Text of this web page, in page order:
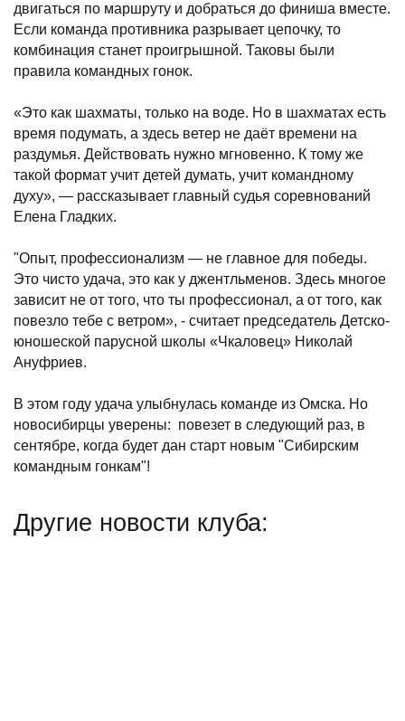
двигаться по маршруту и добраться до финиша вместе.
Если команда противника разрывает цепочку, то
комбинация станет проигрышной. Таковы были
правила командных гонок.
«Это как шахматы, только на воде. Но в шахматах есть
время подумать, а здесь ветер не даёт времени на
раздумья. Действовать нужно мгновенно. К тому же
такой формат учит детей думать, учит командному
духу», — рассказывает главный судья соревнований
Елена Гладких.
"Опыт, профессионализм — не главное для победы.
Это чисто удача, это как у джентльменов. Здесь многое
зависит не от того, что ты профессионал, а от того, как
повезло тебе с ветром», - считает председатель Детско-
юношеской парусной школы «Чкаловец» Николай
Ануфриев.
В этом году удача улыбнулась команде из Омска. Но
новосибирцы уверены: повезет в следующий раз, в
сентябре, когда будет дан старт новым "Сибирским
командным гонкам"!
Другие новости клуба: